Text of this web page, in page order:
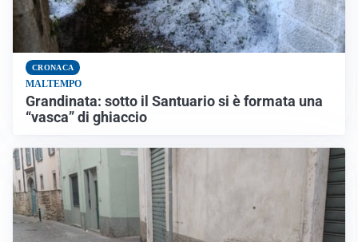
CRONACA
MALTEMPO
Grandinata: sotto il Santuario si è formata una
“vasca” di ghiaccio